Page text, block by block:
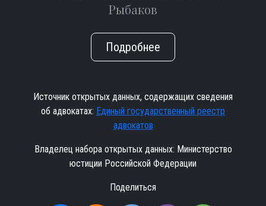
Рыбаков
Подробнее
Источник открытых данных, содержащих сведения
об адвокатах: Единый государственный реестр
адвокатов
Владелец набора открытых данных: Министерство
юстиции Российской Федерации
Поделиться